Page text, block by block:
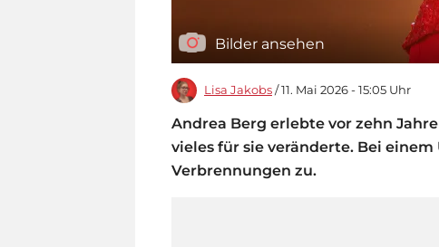
Bilder ansehen
Lisa Jakobs / 11. Mai 2026 - 15:05 Uhr
Andrea Berg erlebte vor zehn
vieles für sie veränderte. Bei
Verbrennungen zu.